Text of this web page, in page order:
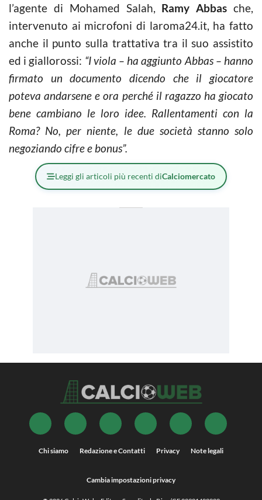
l’agente di Mohamed Salah, Ramy Abbasche,
intervenuto ai microfoni di laroma24.it, ha fatto
anche il punto sulla trattativa tra il suo assistito
ed i giallorossi: “I viola – ha aggiunto Abbas – hanno
firmato un documento dicendo che il giocatore
poteva andarsene e ora perché il ragazzo ha giocato
bene cambiano le loro idee. Rallentamenti con la
Roma? No, per niente, le due società stanno solo
negoziando cifre e bonus”.
Leggi gli articoli più recenti diCalciomercato
Chi siamo Redazione e Contatti Privacy Note legali
Cambia impostazioni privacy